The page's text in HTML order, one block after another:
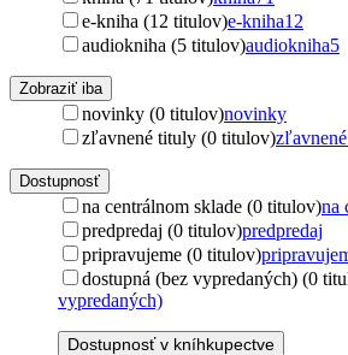
e-kniha (12 titulov)e-kniha12
audiokniha (5 titulov)audiokniha5
Zobraziť iba
novinky (0 titulov)novinky
zľavnené tituly (0 titulov)
Dostupnosť
na centrálnom sklade (0 titulov)na
predpredaj (0 titulov)predpredaj
pripravujeme (0 titulov)
dostupná (bez vypredaných) (0
vypredaných)
Dostupnosť v kníhkupectve